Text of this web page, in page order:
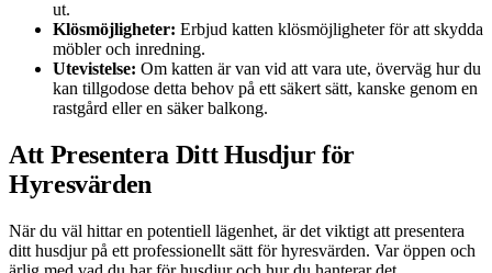
ut.
Klösmöjligheter: Erbjud katten klösmöjligheter för att skydda
möbler och inredning.
Utevistelse: Om katten är van vid att vara ute, överväg hur du
kan tillgodose detta behov på ett säkert sätt, kanske genom en
rastgård eller en säker balkong.
Att Presentera Ditt Husdjur för
Hyresvärden
När du väl hittar en potentiell lägenhet, är det viktigt att presentera
ditt husdjur på ett professionellt sätt för hyresvärden. Var öppen och